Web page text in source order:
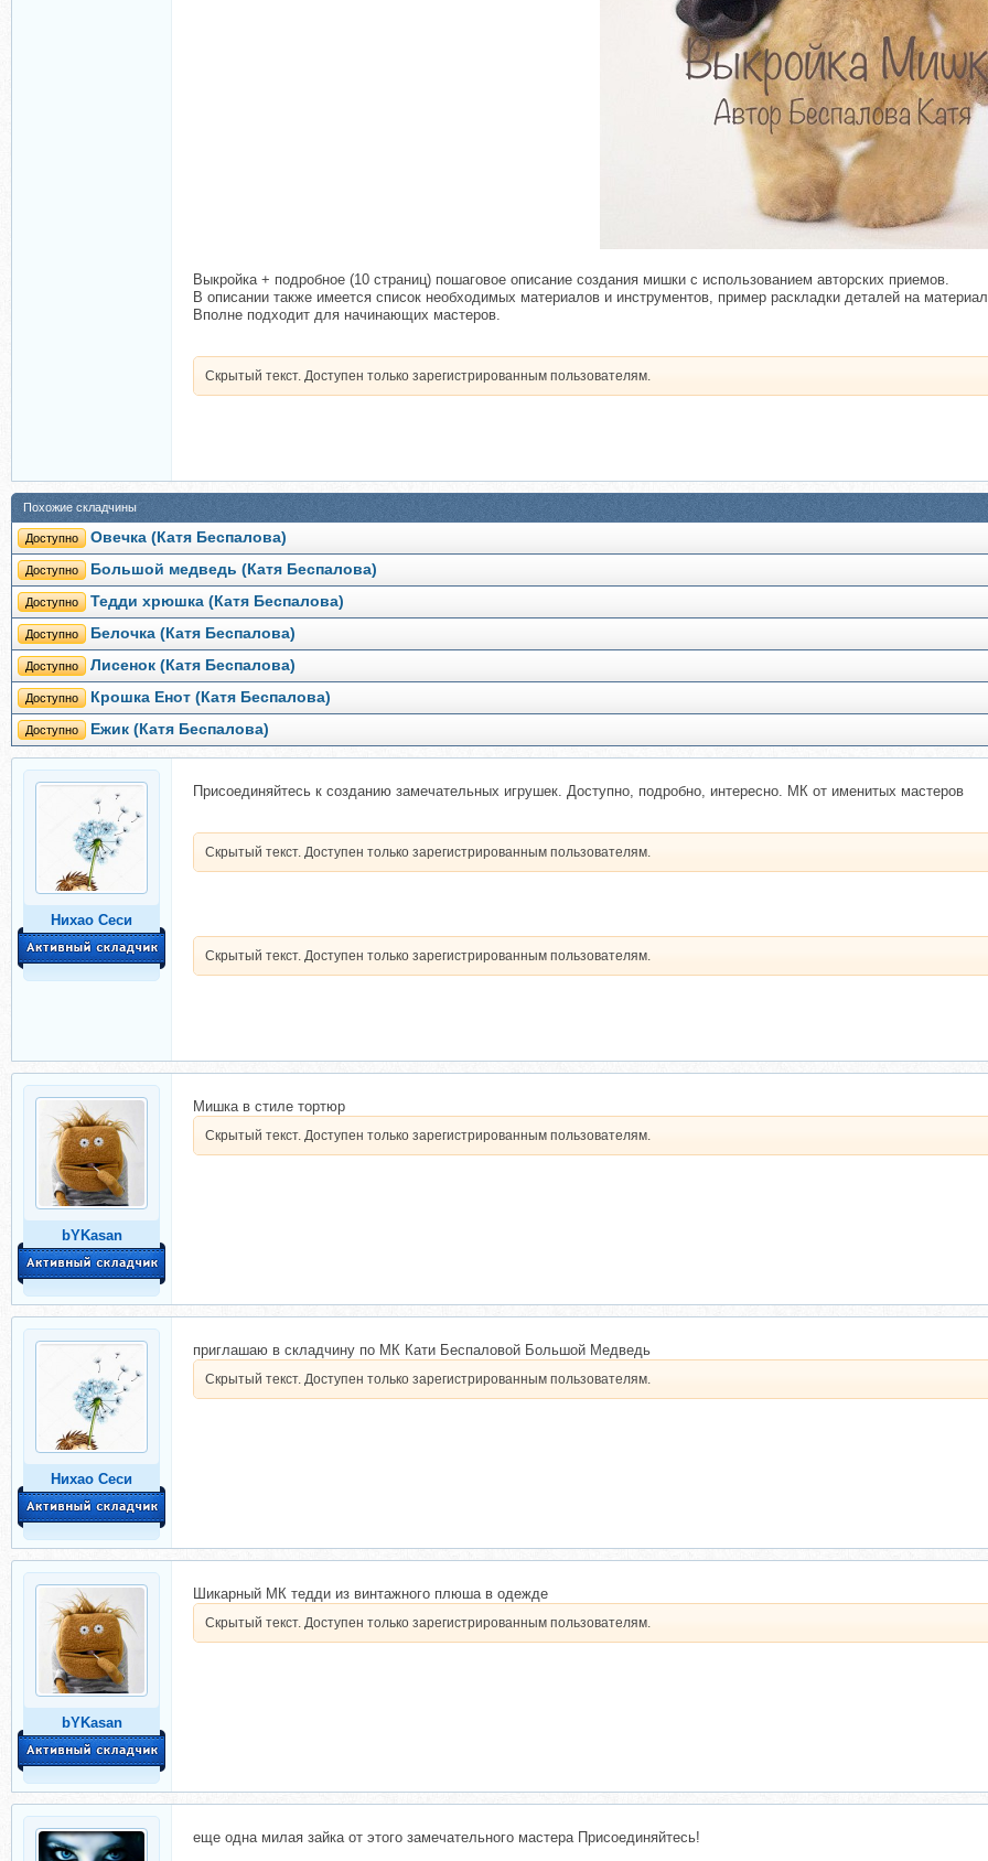
Выкройка + подробное (10 страниц) пошаговое описание создания мишки с использованием авторских приемов.
В описании также имеется список необходимых материалов и инструментов, пример раскладки деталей на
Вполне подходит для начинающих мастеров.
Скрытый текст. Доступен только зарегистрированным пользователям.
Похожие складчины
Доступно Овечка (Катя Беспалова)
Доступно Большой медведь (Катя Беспалова)
Доступно Тедди хрюшка (Катя Беспалова)
Доступно Белочка (Катя Беспалова)
Доступно Лисенок (Катя Беспалова)
Доступно Крошка Енот (Катя Беспалова)
Доступно Ежик (Катя Беспалова)
Нихао Сеси
Присоединяйтесь к созданию замечательных игрушек. Доступно, подробно, интересно. МК от именитых мастеров
Скрытый текст. Доступен только зарегистрированным пользователям.
Скрытый текст. Доступен только зарегистрированным пользователям.
bYKasan
Мишка в стиле тортюр
Скрытый текст. Доступен только зарегистрированным пользователям.
Нихао Сеси
приглашаю в складчину по МК Кати Беспаловой Большой Медведь
Скрытый текст. Доступен только зарегистрированным пользователям.
bYKasan
Шикарный МК тедди из винтажного плюша в одежде
Скрытый текст. Доступен только зарегистрированным пользователям.
еще одна милая зайка от этого замечательного мастера Присоединяйтесь!